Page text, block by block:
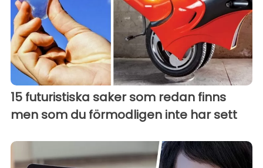
15 futuristiska saker som redan finns
men som du förmodligen inte har sett